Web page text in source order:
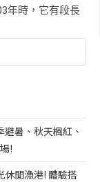
年時，它有段長
避暑、秋天楓紅、
!
休閒漁港! 體驗搭